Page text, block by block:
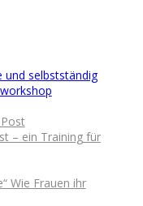
und selbstständig
– ein Training für
Wie Frauen ihr